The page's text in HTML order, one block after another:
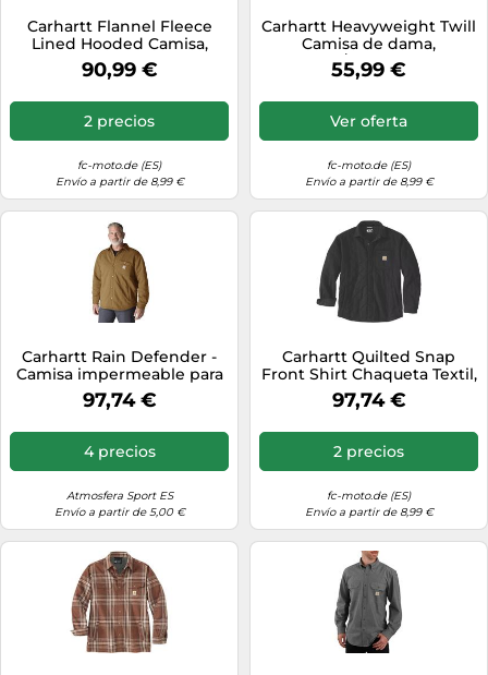
Carhartt Flannel Fleece
Lined Hooded Camisa,
Blanco, Talla XL
90,99 €
2 precios
fc-moto.de (ES)
Envío a partir de 8,99 €
Carhartt Heavyweight Twill
Camisa de dama,
Blanco/Negro, Talla L
55,99 €
Ver oferta
fc-moto.de (ES)
Envío a partir de 8,99 €
Carhartt Rain Defender -
Camisa impermeable para
hombre, ajuste holgado,
acolchada, con cierre
Large
97,74 €
4 precios
Atmosfera Sport ES
Envío a partir de 5,00 €
Carhartt Quilted Snap
Front Shirt Chaqueta Textil,
negro, Talla M
97,74 €
2 precios
fc-moto.de (ES)
Envío a partir de 8,99 €